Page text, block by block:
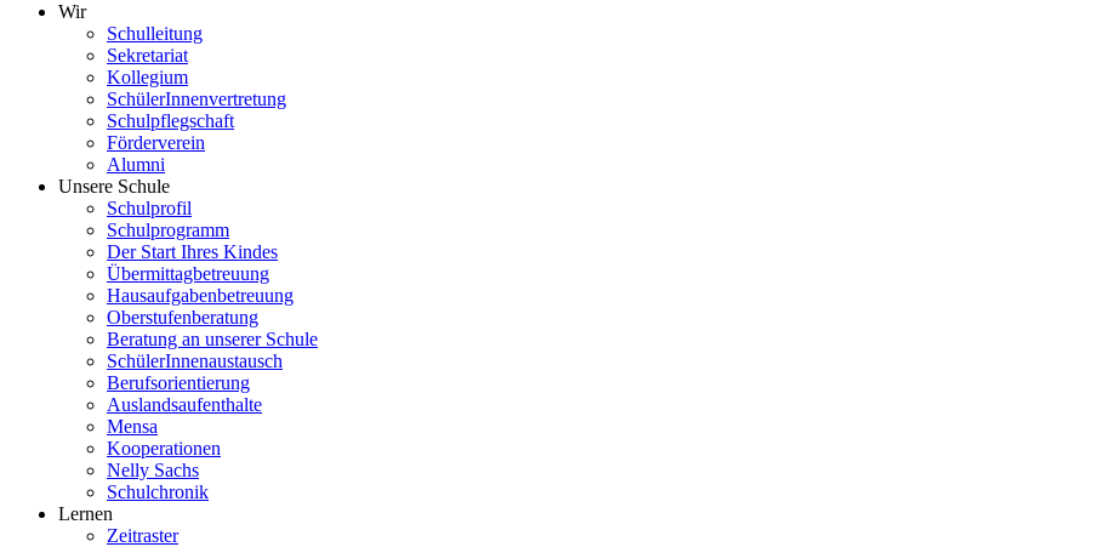
Wir
Schulleitung
Sekretariat
Kollegium
SchülerInnenvertretung
Schulpflegschaft
Förderverein
Alumni
Unsere Schule
Schulprofil
Schulprogramm
Der Start Ihres Kindes
Übermittagbetreuung
Hausaufgabenbetreuung
Oberstufenberatung
Beratung an unserer Schule
SchülerInnenaustausch
Berufsorientierung
Auslandsaufenthalte
Mensa
Kooperationen
Nelly Sachs
Schulchronik
Lernen
Zeitraster